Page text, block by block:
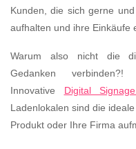
Kunden, die sich gerne
aufhalten und ihre Einkäufe
Warum also nicht die
Gedanken
Innovative Digital
Ladenlokalen sind die
Produkt oder Ihre Firma